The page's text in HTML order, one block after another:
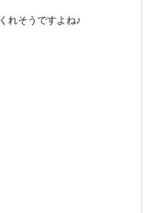
れそうですよね♪